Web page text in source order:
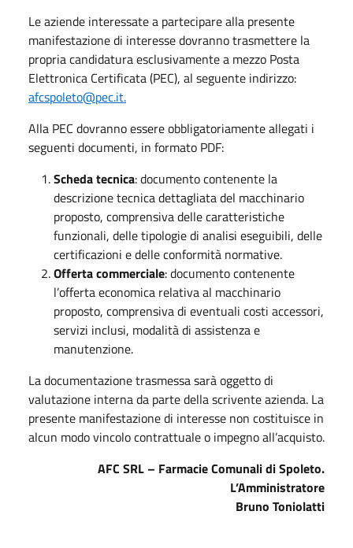
Le aziende interessate a partecipare alla presente
manifestazione di interesse dovranno trasmettere la
propria candidatura esclusivamente a mezzo Posta
Elettronica Certificata (PEC), al seguente indirizzo:
afcspoleto@pec.it.
Alla PEC dovranno essere obbligatoriamente allegati i
seguenti documenti, in formato PDF:
Scheda tecnica: documento contenente la
descrizione tecnica dettagliata del macchinario
proposto, comprensiva delle caratteristiche
funzionali, delle tipologie di analisi eseguibili, delle
certificazioni e delle conformità normative.
Offerta commerciale: documento contenente
l’offerta economica relativa al macchinario
proposto, comprensiva di eventuali costi accessori,
servizi inclusi, modalità di assistenza e
manutenzione.
La documentazione trasmessa sarà oggetto di
valutazione interna da parte della scrivente azienda. La
presente manifestazione di interesse non costituisce in
alcun modo vincolo contrattuale o impegno all’acquisto.
AFC SRL – Farmacie Comunali di Spoleto.
L’Amministratore
Bruno Toniolatti